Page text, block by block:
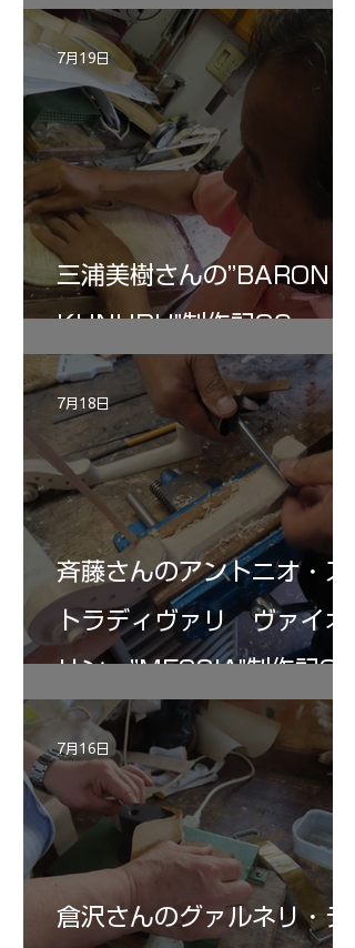
三浦美樹さんの”BARON・
KUNUPU"制作記30
7月19日
斉藤さんのアントニオ・ス
トラディヴァリ ヴァイオ
リン ”MESSIA"制作記32
7月18日
倉沢さんのグァルネリ・デ
7月16日